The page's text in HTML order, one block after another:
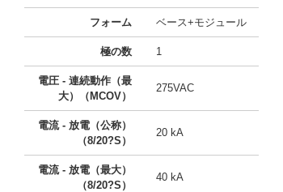
フォーム ベース+モジュール
極の数 1
電圧 - 連続動作（最
大）（MCOV）
275VAC
電流 - 放電（公称）
（8/20?S）
20 kA
電流 - 放電（最大）
（8/20?S）
40 kA